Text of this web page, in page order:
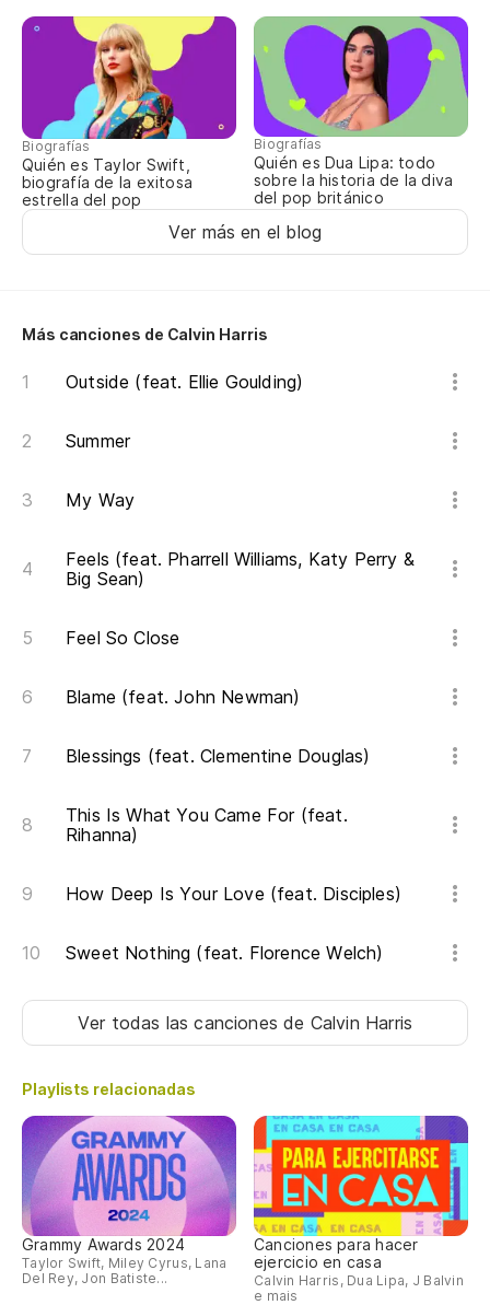
Biografías
Quién es Taylor Swift,
biografía de la exitosa
estrella del pop
Biografías
Quién es Dua Lipa: todo
sobre la historia de la diva
del pop británico
Ver más en el blog
Más canciones de Calvin Harris
Outside (feat. Ellie Goulding)
Summer
My Way
Feels (feat. Pharrell Williams, Katy Perry &
Big Sean)
Feel So Close
Blame (feat. John Newman)
Blessings (feat. Clementine Douglas)
This Is What You Came For (feat.
Rihanna)
How Deep Is Your Love (feat. Disciples)
Sweet Nothing (feat. Florence Welch)
Ver todas las cancionesde Calvin Harris
Playlists relacionadas
Grammy Awards 2024
Taylor Swift, Miley Cyrus, Lana
Del Rey, Jon Batiste...
Canciones para hacer
ejercicio en casa
Calvin Harris, Dua Lipa, J Balvin
e mais